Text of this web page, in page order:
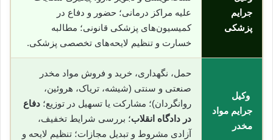
جرایم
پزشکی
علیه مراکز درمانی؛ حضور و دفاع در
کمیسیون‌های پزشکی قانونی؛ مطالبه
خسارت و تنظیم لایحه‌های تخصصی پزشکی.
وکیل
جرایم مواد
مخدر
حمل، نگهداری، خرید و فروش مواد مخدر
صنعتی و سنتی (شیشه، تریاک، هروئین،
روانگردان)؛ مشارکت یا تسهیل در توزیع؛ دفاع
در دادگاه انقلاب؛ بررسی شرایط تخفیف،
آزادی مشروط و تبدیل مجازات؛ تنظیم لایحه و